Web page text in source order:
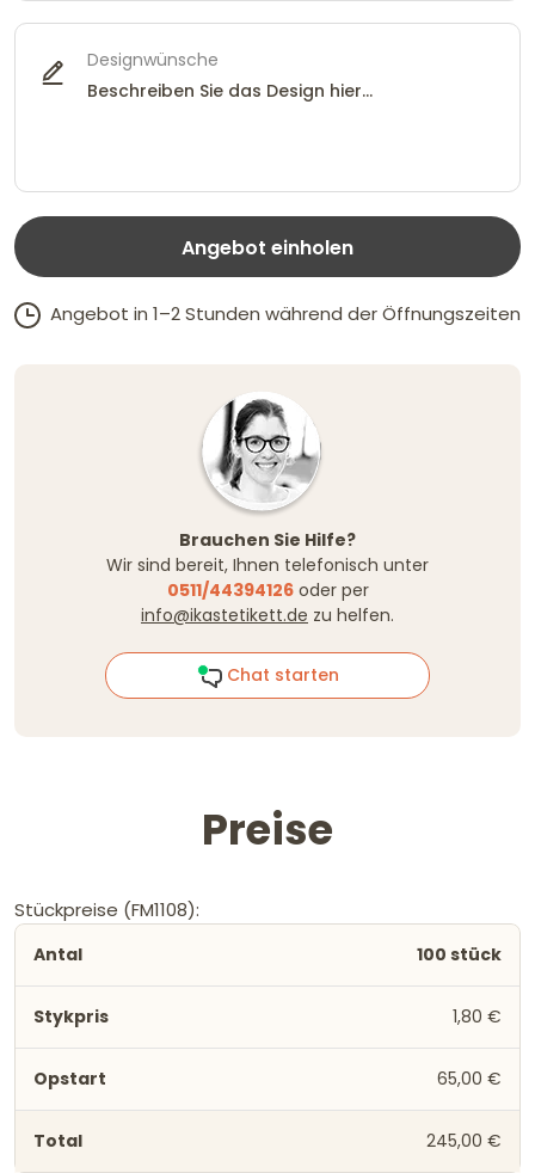
Designwünsche
Angebot einholen
Angebot in 1–2 Stunden während der Öffnungszeiten
Brauchen Sie Hilfe?
Wir sind bereit, Ihnen telefonisch unter
0511/44394126oder per
info@ikastetikett.de zu helfen.
Chat starten
Preise
Stückpreise (FM1108):
100 stück
1,80 €
65,00 €
245,00 €